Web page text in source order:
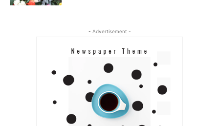
- Advertisement -